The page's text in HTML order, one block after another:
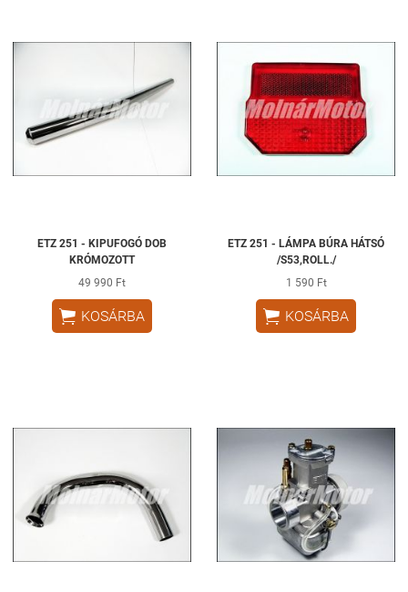
ETZ 251 - KIPUFOGÓ DOB
KRÓMOZOTT
49 990 Ft
 KOSÁRBA
ETZ 251 - LÁMPA BÚRA HÁTSÓ
/S53,ROLL./
1 590 Ft
 KOSÁRBA